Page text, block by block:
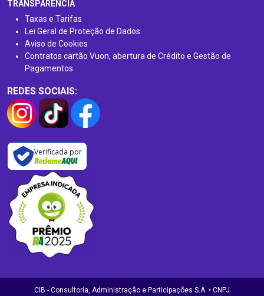
TRANSPARÊNCIA
Taxas e Tarifas
Lei Geral de Proteção de Dados
Aviso de Cookies
Contratos cartão Vuon, abertura de Crédito e Gestão de
Pagamentos
REDES SOCIAIS:
Verificada por
CIB - Consultoria, Administração e Participações S.A. • CNPJ